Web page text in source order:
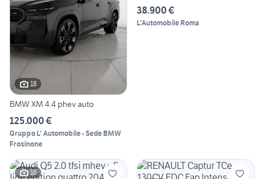
18
BMW XM 4.4 phev auto
125.000 €
Gruppo L' Automobile - Sede BMW
Frosinone
38.900 €
L'Automobile Roma
16